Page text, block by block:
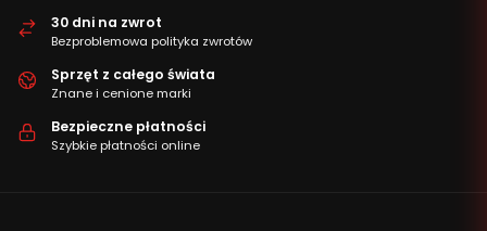
30 dni na zwrot
Bezproblemowa polityka zwrotów
Sprzęt z całego świata
Znane i cenione marki
Bezpieczne płatności
Szybkie płatności online